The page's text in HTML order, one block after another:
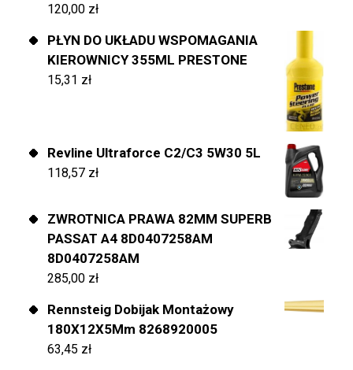
120,00 zł
PŁYN DO UKŁADU WSPOMAGANIA
KIEROWNICY 355ML PRESTONE
15,31 zł
Revline Ultraforce C2/C3 5W30 5L
118,57 zł
ZWROTNICA PRAWA 82MM SUPERB
PASSAT A4 8D0407258AM
8D0407258AM
285,00 zł
Rennsteig Dobijak Montażowy
180X12X5Mm 8268920005
63,45 zł